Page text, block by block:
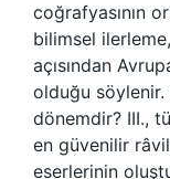
coğrafyasının
bilimsel
açısından
olduğu söylenir.
dönemdir? III.,
en güvenilir
eserlerinin